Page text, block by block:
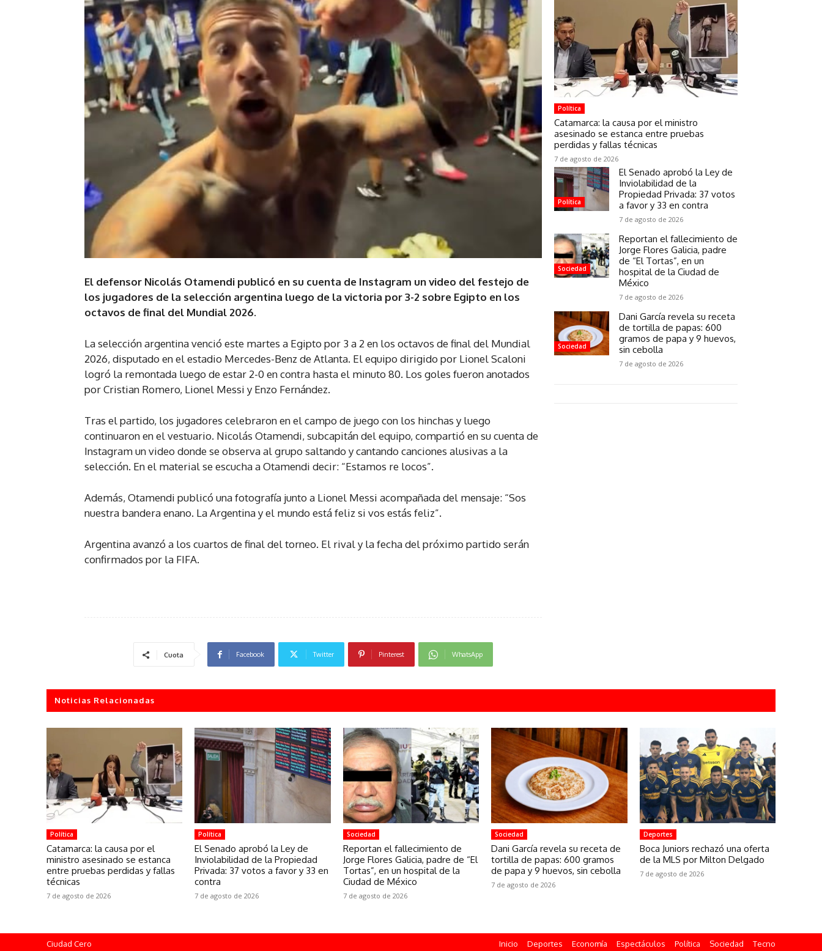
El defensor Nicolás Otamendi publicó en su cuenta de Instagram un video del festejo de
los jugadores de la selección argentina luego de la victoria por 3-2 sobre Egipto en los
octavos de final del Mundial 2026.
La selección argentina venció este martes a Egipto por 3 a 2 en los octavos de final del Mundial
2026, disputado en el estadio Mercedes-Benz de Atlanta. El equipo dirigido por Lionel Scaloni
logró la remontada luego de estar 2-0 en contra hasta el minuto 80. Los goles fueron anotados
por Cristian Romero, Lionel Messi y Enzo Fernández.
Tras el partido, los jugadores celebraron en el campo de juego con los hinchas y luego
continuaron en el vestuario. Nicolás Otamendi, subcapitán del equipo, compartió en su cuenta de
Instagram un video donde se observa al grupo saltando y cantando canciones alusivas a la
selección. En el material se escucha a Otamendi decir: “Estamos re locos”.
Además, Otamendi publicó una fotografía junto a Lionel Messi acompañada del mensaje: “Sos
nuestra bandera enano. La Argentina y el mundo está feliz si vos estás feliz”.
Argentina avanzó a los cuartos de final del torneo. El rival y la fecha del próximo partido serán
confirmados por la FIFA.
Cuota Facebook Twitter Pinterest WhatsApp
Política
Catamarca: la causa por el ministro
asesinado se estanca entre pruebas
perdidas y fallas técnicas
7 de agosto de 2026
Política
El Senado aprobó la Ley de
Inviolabilidad de la
Propiedad Privada: 37 votos
a favor y 33 en contra
7 de agosto de 2026
Sociedad
Reportan el fallecimiento de
Jorge Flores Galicia, padre
de “El Tortas”, en un
hospital de la Ciudad de
México
7 de agosto de 2026
Sociedad
Dani García revela su receta
de tortilla de papas: 600
gramos de papa y 9 huevos,
sin cebolla
7 de agosto de 2026
Noticias Relacionadas
Política
Catamarca: la causa por el
ministro asesinado se estanca
entre pruebas perdidas y fallas
técnicas
7 de agosto de 2026
Política
El Senado aprobó la Ley de
Inviolabilidad de la Propiedad
Privada: 37 votos a favor y 33 en
contra
7 de agosto de 2026
Sociedad
Reportan el fallecimiento de
Jorge Flores Galicia, padre de “El
Tortas”, en un hospital de la
Ciudad de México
7 de agosto de 2026
Sociedad
Dani García revela su receta de
tortilla de papas: 600 gramos
de papa y 9 huevos, sin cebolla
7 de agosto de 2026
Deportes
Boca Juniors rechazó una oferta
de la MLS por Milton Delgado
7 de agosto de 2026
Ciudad Cero Inicio Deportes Economía Espectáculos Política Sociedad Tecno